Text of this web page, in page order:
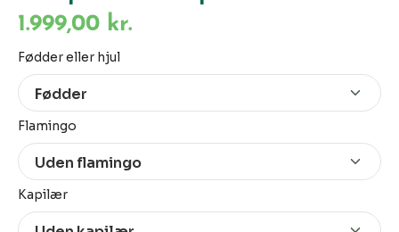
1.999,00 kr.
Vælg
Fødder eller hjul
Vælg
Flamingo
Vælg
Kapilær